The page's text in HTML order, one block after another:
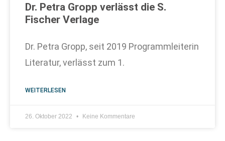
Dr. Petra Gropp verlässt die S.
Fischer Verlage
Dr. Petra Gropp, seit 2019 Programmleiterin
Literatur, verlässt zum 1.
WEITERLESEN
26. Oktober 2022 Keine Kommentare